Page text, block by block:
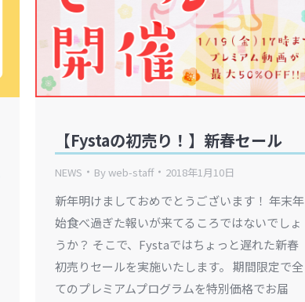
【Fystaの初売り！】新春セール
NEWS Byweb-staff 2018年1月10日
新年明けましておめでとうございます！ 年末年
始食べ過ぎた報いが来てるころではないでしょ
うか？ そこで、Fystaではちょっと遅れた新春
初売りセールを実施いたします。 期間限定で全
てのプレミアムプログラムを特別価格でお届